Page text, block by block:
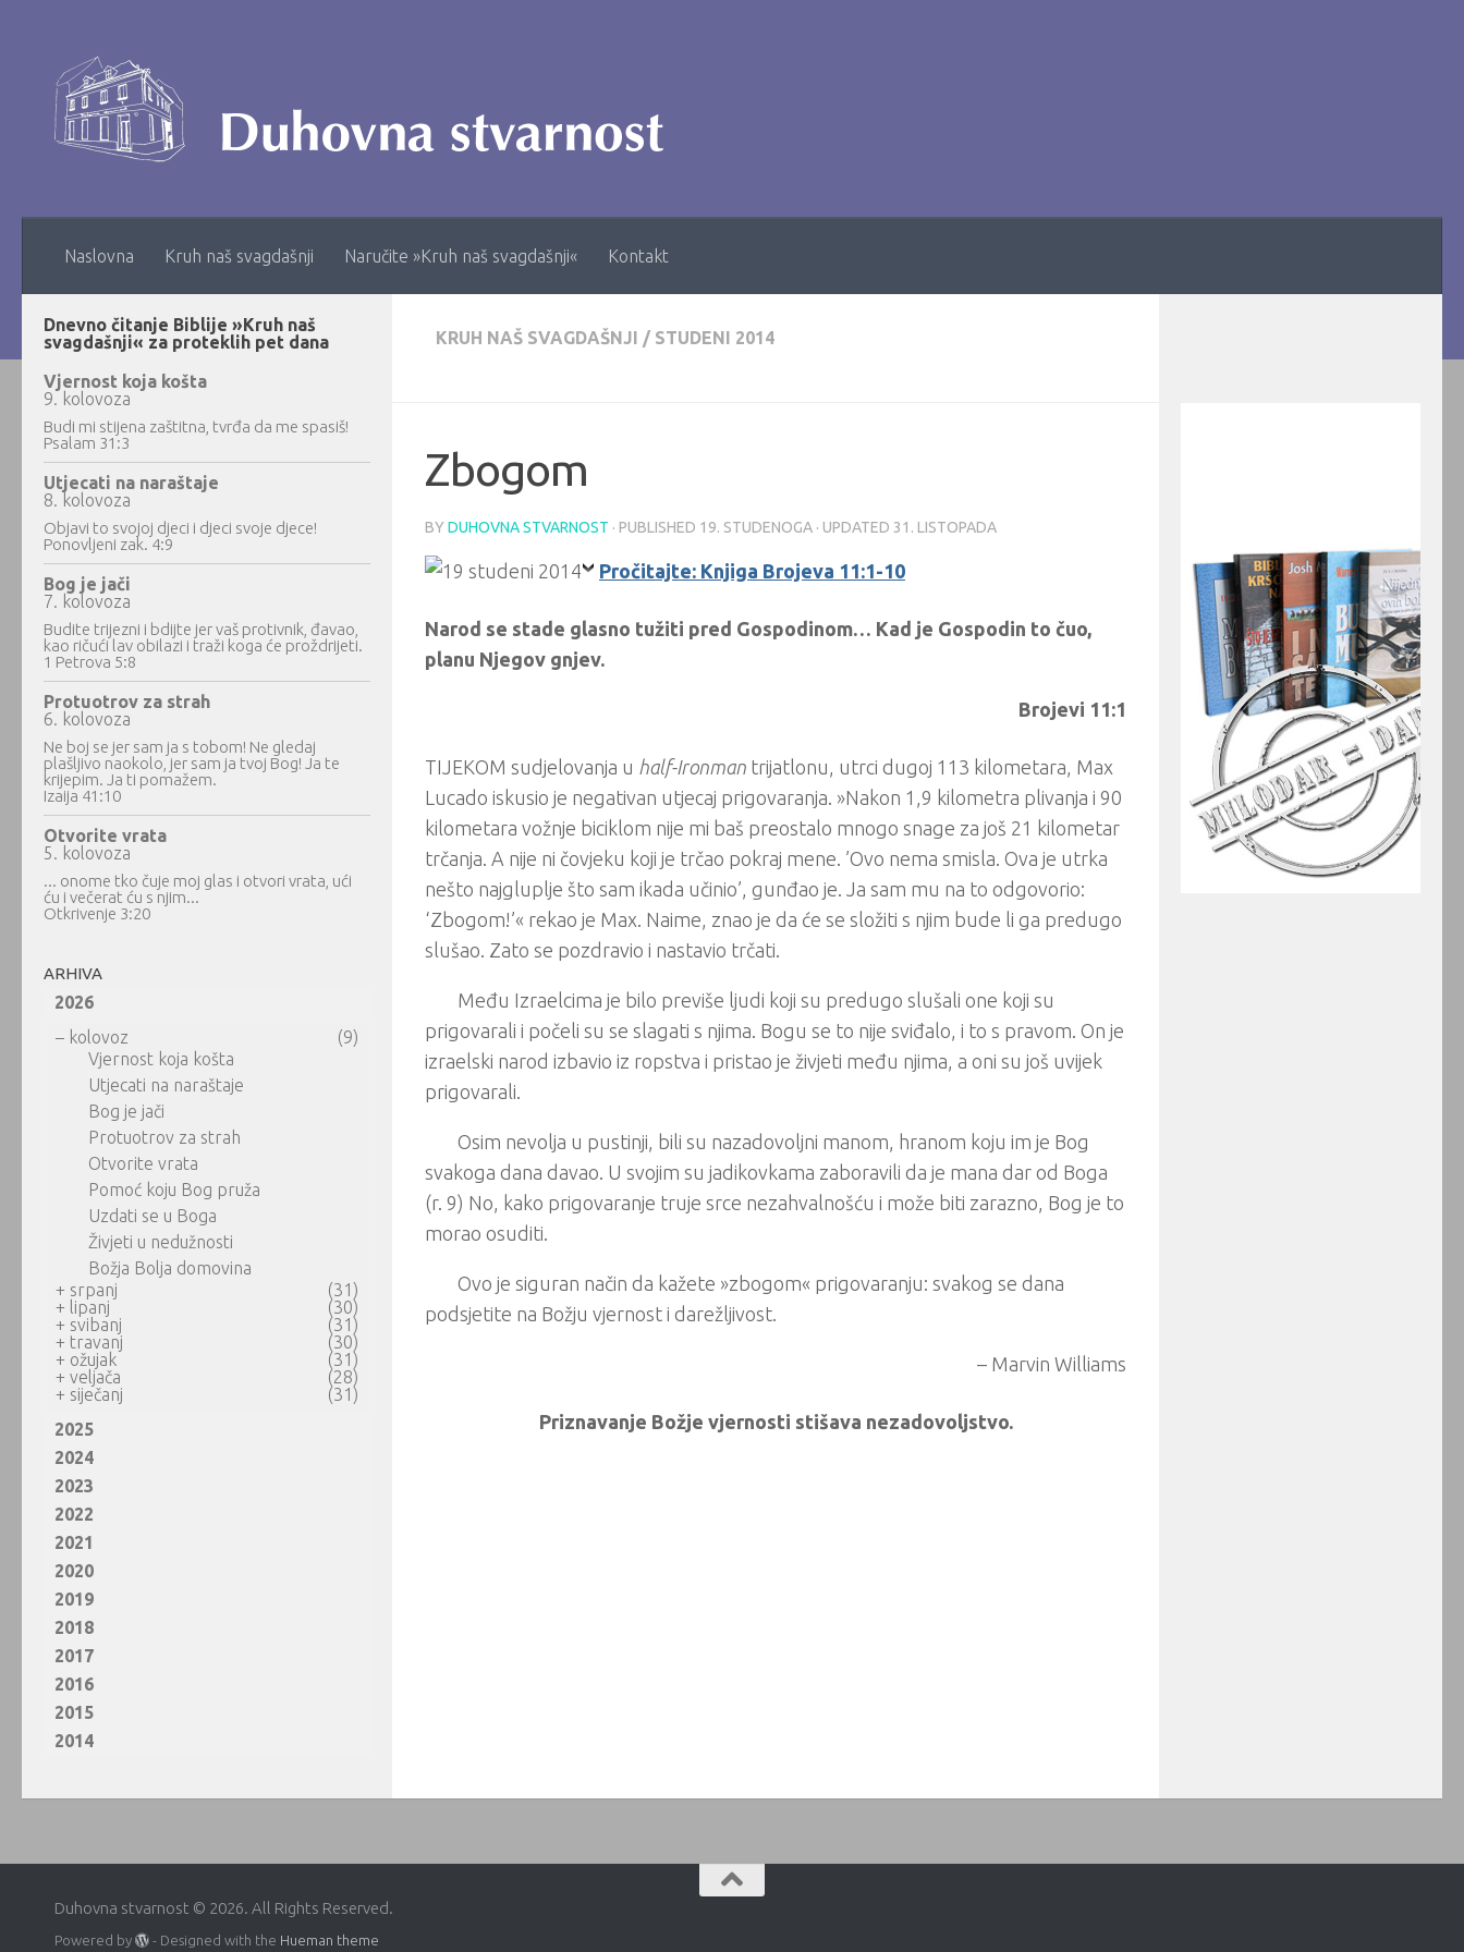
Naslovna Kruh naš svagdašnji Naručite »Kruh naš svagdašnji« Kontakt
KRUH NAŠ SVAGDAŠNJI / STUDENI 2014
Zbogom
BY DUHOVNA STVARNOST · PUBLISHED 19. STUDENOGA · UPDATED 31. LISTOPADA
Pročitajte: Knjiga Brojeva 11:1-10
Narod se stade glasno tužiti pred Gospodinom… Kad je Gospodin to čuo,
planu Njegov gnjev.
Brojevi 11:1
TIJEKOM sudjelovanja u half-Ironman trijatlonu, utrci dugoj 113 kilometara, Max
Lucado iskusio je negativan utjecaj prigovaranja. »Nakon 1,9 kilometra plivanja i 90
kilometara vožnje biciklom nije mi baš preostalo mnogo snage za još 21 kilometar
trčanja. A nije ni čovjeku koji je trčao pokraj mene. ’Ovo nema smisla. Ova je utrka
nešto najgluplje što sam ikada učinio’, gunđao je. Ja sam mu na to odgovorio:
‘Zbogom!’« rekao je Max. Naime, znao je da će se složiti s njim bude li ga predugo
slušao. Zato se pozdravio i nastavio trčati.
Među Izraelcima je bilo previše ljudi koji su predugo slušali one koji su
prigovarali i počeli su se slagati s njima. Bogu se to nije sviđalo, i to s pravom. On je
izraelski narod izbavio iz ropstva i pristao je živjeti među njima, a oni su još uvijek
prigovarali.
Osim nevolja u pustinji, bili su nazadovoljni manom, hranom koju im je Bog
svakoga dana davao. U svojim su jadikovkama zaboravili da je mana dar od Boga
(r. 9) No, kako prigovaranje truje srce nezahvalnošću i može biti zarazno, Bog je to
morao osuditi.
Ovo je siguran način da kažete »zbogom« prigovaranju: svakog se dana
podsjetite na Božju vjernost i darežljivost.
– Marvin Williams
Priznavanje Božje vjernosti stišava nezadovoljstvo.
Dnevno čitanje Biblije »Kruh naš
svagdašnji« za proteklih pet dana
Vjernost koja košta
9. kolovoza
Budi mi stijena zaštitna, tvrđa da me spasiš!
Psalam 31:3
Utjecati na naraštaje
8. kolovoza
Objavi to svojoj djeci i djeci svoje djece!
Ponovljeni zak. 4:9
Bog je jači
7. kolovoza
Budite trijezni i bdijte jer vaš protivnik, đavao,
kao ričući lav obilazi i traži koga će proždrijeti.
1 Petrova 5:8
Protuotrov za strah
6. kolovoza
Ne boj se jer sam ja s tobom! Ne gledaj
plašljivo naokolo, jer sam ja tvoj Bog! Ja te
krijepim. Ja ti pomažem.
Izaija 41:10
Otvorite vrata
5. kolovoza
... onome tko čuje moj glas i otvori vrata, ući
ću i večerat ću s njim...
Otkrivenje 3:20
ARHIVA
2026
– kolovoz
(9)
Vjernost koja košta
Utjecati na naraštaje
Bog je jači
Protuotrov za strah
Otvorite vrata
Pomoć koju Bog pruža
Uzdati se u Boga
Živjeti u nedužnosti
Božja Bolja domovina
+ srpanj
(31)
+ lipanj
(30)
+ svibanj
(31)
+ travanj
(30)
+ ožujak
(31)
+ veljača
(28)
+ siječanj
(31)
2025
2024
2023
2022
2021
2020
2019
2018
2017
2016
2015
2014
Duhovna stvarnost © 2026. All Rights Reserved.
Powered by - Designed with the Hueman theme